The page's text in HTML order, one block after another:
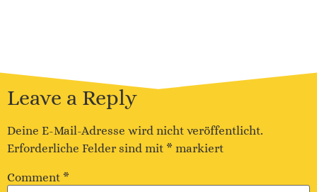
Leave a Reply
Deine E-Mail-Adresse wird nicht veröffentlicht.
Erforderliche Felder sind mit * markiert
Comment *